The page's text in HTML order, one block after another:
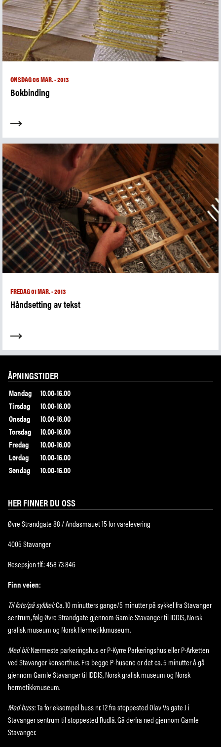
ONSDAG 06 MAR. - 2013
Bokbinding
FREDAG 01 MAR. - 2013
Håndsetting av tekst
ÅPNINGSTIDER
Mandag
10.00-16.00
Tirsdag
10.00-16.00
Onsdag
10.00-16.00
Torsdag
10.00-16.00
Fredag
10.00-16.00
Lørdag
10.00-16.00
Søndag
10.00-16.00
HER FINNER DU OSS
Øvre Strandgate 88 / Andasmauet 15 for varelevering
4005 Stavanger
Resepsjon tlf.: 458 73 846
Finn veien:
Til fots/på sykkel:Ca. 10 minutters gange/5 minutter på sykkel fra Stavanger
sentrum, følg Øvre Strandgate gjennom Gamle Stavanger til IDDIS, Norsk
grafisk museum og Norsk Hermetikkmuseum.
Med bil:Nærmeste parkeringshus er P-Kyrre Parkeringshus eller P-Arketten
ved Stavanger konserthus. Fra begge P-husene er det ca. 5 minutter å gå
gjennom Gamle Stavanger til IDDIS, Norsk grafisk museum og Norsk
hermetikkmuseum.
Med buss:Ta for eksempel buss nr. 12 fra stoppested Olav Vs gate J i
Stavanger sentrum til stoppested Rudlå. Gå derfra ned gjennom Gamle
Stavanger.